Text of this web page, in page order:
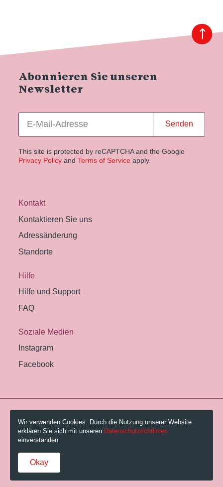
Abonnieren Sie unseren
Newsletter
Senden
This site is protected by reCAPTCHA and the Google
Privacy Policyand Terms of Service apply.
Kontakt
Kontaktieren Sie uns
Adressänderung
Standorte
Hilfe
Hilfe und Support
FAQ
Soziale Medien
Instagram
Facebook
© 2026 Pestalozzi-Bibliothek Zürich.
Impressum
Gebühren und AGB
Datenschutzerklärung
Wir verwenden Cookies. Durch die Nutzung unserer Website
erklären Sie sich mit unseren Datenschutzrichtlinien
einverstanden.
Okay